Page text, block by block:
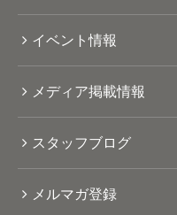
イベント情報
メディア掲載情報
スタッフブログ
メルマガ登録